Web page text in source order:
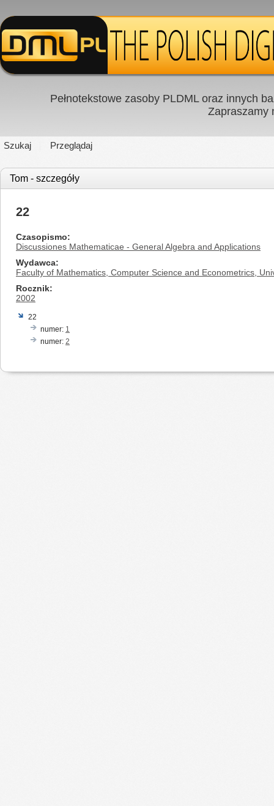
Pełnotekstowe zasoby PLDML oraz innych
Zapraszamy
Szukaj Przeglądaj
Tom - szczegóły
22
Czasopismo
Discussiones Mathematicae - General Algebra and Applications
Wydawca
Faculty of Mathematics, Computer Science and Econometrics,
Rocznik
2002
22
numer: 1
numer: 2